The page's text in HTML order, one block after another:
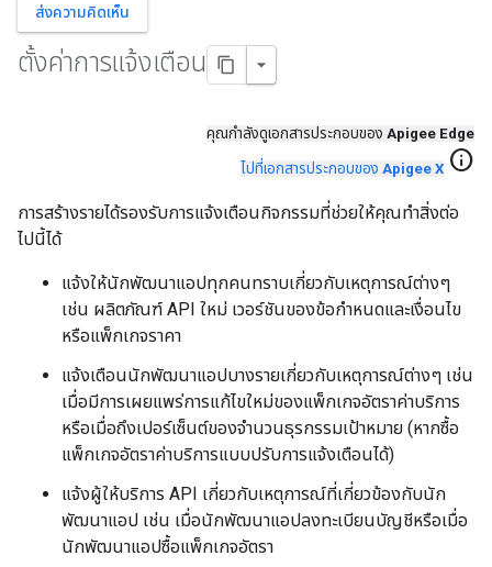
ส่งความคิดเห็น
ตั้งค่าการแจ้งเตือน
คุณกําลังดูเอกสารประกอบของ Apigee Edge
ไปที่เอกสารประกอบของ Apigee X info
การสร้างรายได้รองรับการแจ้งเตือนกิจกรรมที่ช่วยให้คุณทำสิ่งต่อ
ไปนี้ได้
แจ้งให้นักพัฒนาแอปทุกคนทราบเกี่ยวกับเหตุการณ์ต่างๆ
เช่น ผลิตภัณฑ์ API ใหม่ เวอร์ชันของข้อกําหนดและเงื่อนไข
หรือแพ็กเกจราคา
แจ้งเตือนนักพัฒนาแอปบางรายเกี่ยวกับเหตุการณ์ต่างๆ เช่น
เมื่อมีการเผยแพร่การแก้ไขใหม่ของแพ็กเกจอัตราค่าบริการ
หรือเมื่อถึงเปอร์เซ็นต์ของจำนวนธุรกรรมเป้าหมาย (หากซื้อ
แพ็กเกจอัตราค่าบริการแบบปรับการแจ้งเตือนได้)
แจ้งผู้ให้บริการ API เกี่ยวกับเหตุการณ์ที่เกี่ยวข้องกับนัก
พัฒนาแอป เช่น เมื่อนักพัฒนาแอปลงทะเบียนบัญชีหรือเมื่อ
นักพัฒนาแอปซื้อแพ็กเกจอัตรา